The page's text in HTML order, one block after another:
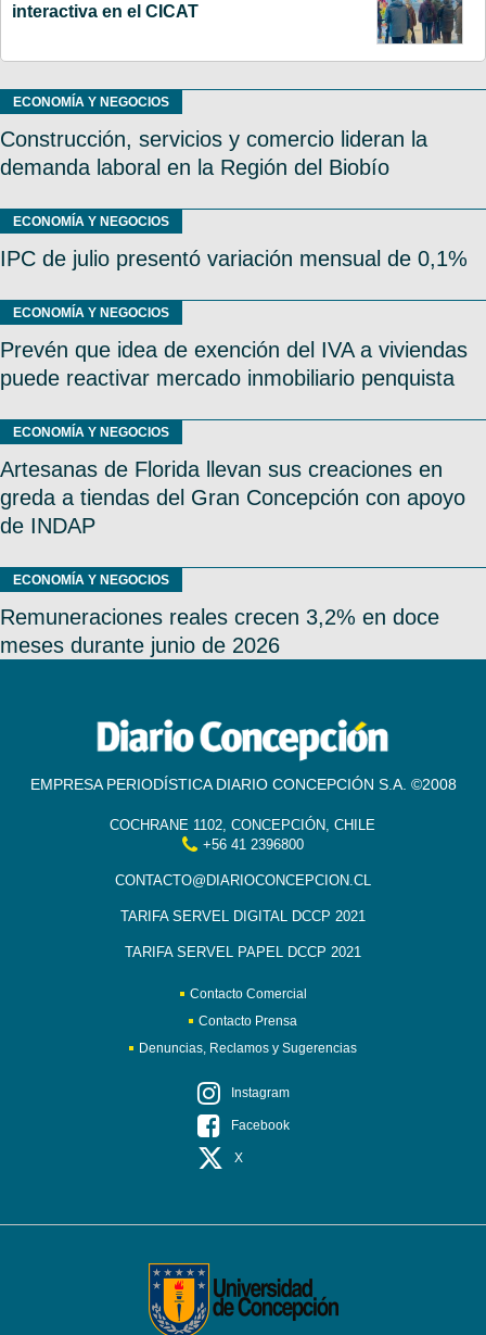
interactiva en el CICAT
ECONOMÍA Y NEGOCIOS
Construcción, servicios y comercio lideran la
demanda laboral en la Región del Biobío
ECONOMÍA Y NEGOCIOS
IPC de julio presentó variación mensual de 0,1%
ECONOMÍA Y NEGOCIOS
Prevén que idea de exención del IVA a viviendas
puede reactivar mercado inmobiliario penquista
ECONOMÍA Y NEGOCIOS
Artesanas de Florida llevan sus creaciones en
greda a tiendas del Gran Concepción con apoyo
de INDAP
ECONOMÍA Y NEGOCIOS
Remuneraciones reales crecen 3,2% en doce
meses durante junio de 2026
EMPRESA PERIODÍSTICA DIARIO CONCEPCIÓN S.A. ©2008
COCHRANE 1102, CONCEPCIÓN, CHILE
+56 41 2396800
CONTACTO@DIARIOCONCEPCION.CL
TARIFA SERVEL DIGITAL DCCP 2021
TARIFA SERVEL PAPEL DCCP 2021
Contacto Comercial
Contacto Prensa
Denuncias, Reclamos y Sugerencias
Instagram
Facebook
X